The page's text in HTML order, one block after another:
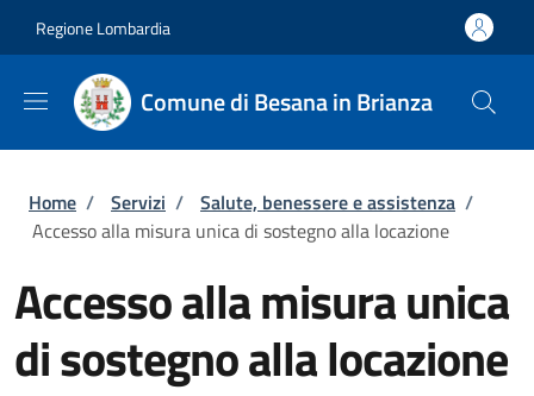
Regione Lombardia
Comune di Besana in Brianza
Briciole di pane
Home / Servizi / Salute, benessere e assistenza /
Accesso alla misura unica di sostegno alla locazione
Accesso alla misura unica
di sostegno alla locazione